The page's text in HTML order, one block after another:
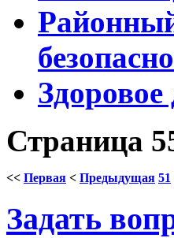
Страница
<< Первая < Предыдущая 51
Задать